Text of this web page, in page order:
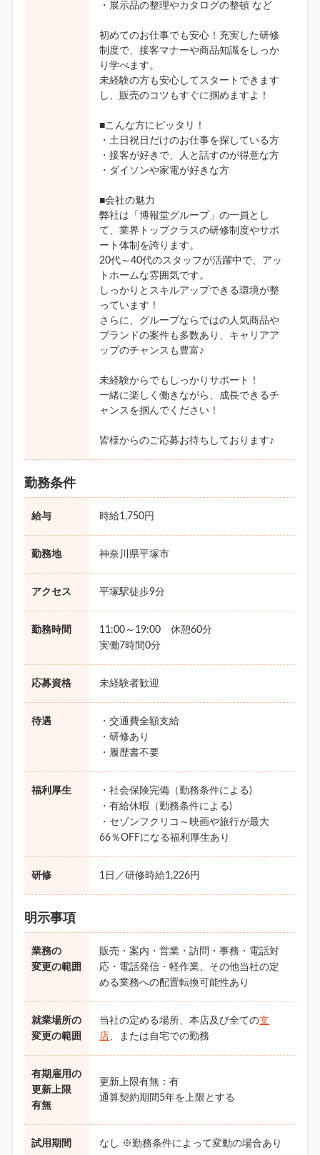
・展示品の整理やカタログの整頓 など
初めてのお仕事でも安心！充実した研修
制度で、接客マナーや商品知識をしっか
り学べます。
未経験の方も安心してスタートできます
し、販売のコツもすぐに掴めますよ！
■こんな方にピッタリ！
・土日祝日だけのお仕事を探している方
・接客が好きで、人と話すのが得意な方
・ダイソンや家電が好きな方
■会社の魅力
弊社は「博報堂グループ」の一員とし
て、業界トップクラスの研修制度やサポ
ート体制を誇ります。
20代～40代のスタッフが活躍中で、アッ
トホームな雰囲気です。
しっかりとスキルアップできる環境が整
っています！
さらに、グループならではの人気商品や
ブランドの案件も多数あり、キャリアア
ップのチャンスも豊富♪
未経験からでもしっかりサポート！
一緒に楽しく働きながら、成長できるチ
ャンスを掴んでください！
皆様からのご応募お待ちしております♪
勤務条件
給与 時給1,750円
勤務地 神奈川県平塚市
アクセス 平塚駅徒歩9分
勤務時間
11:00～19:00 休憩60分
実働7時間0分
応募資格 未経験者歓迎
待遇
・交通費全額支給
・研修あり
・履歴書不要
福利厚生
・社会保険完備（勤務条件による)
・有給休暇（勤務条件による)
・セゾンフクリコ～映画や旅行が最大
66％OFFになる福利厚生あり
研修 1日／研修時給1,226円
明示事項
業務の
変更の範囲
販売・案内・営業・訪問・事務・電話対
応・電話発信・軽作業、その他当社の定
める業務への配置転換可能性あり
就業場所の
変更の範囲
当社の定める場所、本店及び全ての支
店、または自宅での勤務
有期雇用の
更新上限
有無
更新上限有無：有
通算契約期間5年を上限とする
試用期間 なし ※勤務条件によって変動の場合あり